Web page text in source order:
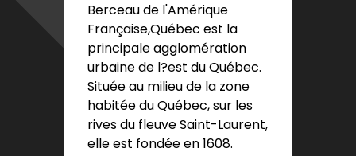
Berceau de l'Amérique
Française,Québec est la
principale agglomération
urbaine de l?est du Québec.
Située au milieu de la zone
habitée du Québec, sur les
rives du fleuve Saint-Laurent,
elle est fondée en 1608.